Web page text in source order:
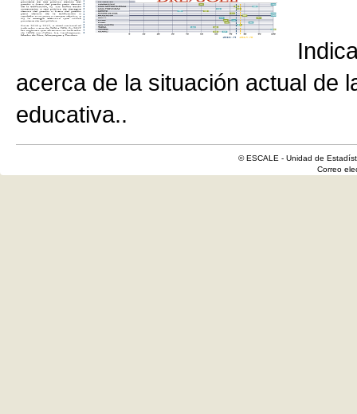
acerca de la situación actual de
educativa..
© ESCALE - Unidad de
Correo